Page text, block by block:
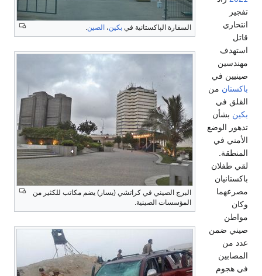
السفارة الپاكستانية في بكين، الصين.
البرج الصيني في كراتشي (يسار) يضم مكاتب للكثير من
المؤسسات الصينية.
تفجير
انتحاري
قاتل
استهدف
مهندسين
صينيين في
باكستان من
القلق في
بكين بشأن
تدهور الوضع
الأمني ​​في
المنطقة.
لقي طفلان
باكستانيان
مصرعهما
وكان
مواطن
صيني ضمن
عدد من
المصابين
في هجوم